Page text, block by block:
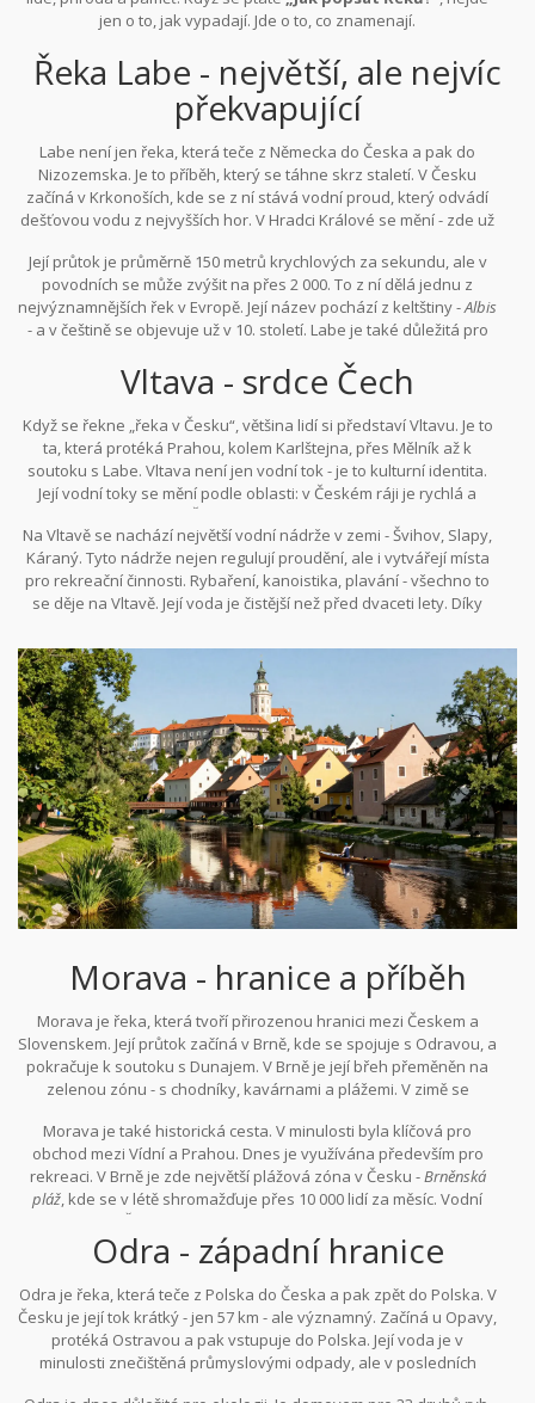
jen o to, jak vypadají. Jde o to, co znamenají.
Řeka Labe - největší, ale nejvíc
překvapující
Labe není jen řeka, která teče z Německa do Česka a pak do
Nizozemska. Je to příběh, který se táhne skrz staletí. V Česku
začíná v Krkonoších, kde se z ní stává vodní proud, který odvádí
dešťovou vodu z nejvyšších hor. V Hradci Králové se mění - zde už
kde se na břehu svačí rodiny v neděli. V Praze se Labe stává
symbolem. Přes mosty, které stály už za Karla IV., teče přes
historická jádra města. Její vodní hladina se mění podle ročních
období: v zimě klidná a ledová, v jarních povodních divoká a
koupající se, rybařící, jen sedící a dívející se na vodu.
Její průtok je průměrně 150 metrů krychlových za sekundu, ale v
povodních se může zvýšit na přes 2 000. To z ní dělá jednu z
nejvýznamnějších řek v Evropě. Její název pochází z keltštiny -Albis
- a v češtině se objevuje už v 10. století. Labe je také důležitá pro
a kovem. Dnes je využívána pro vodní turistiku a energetiku -
vodní elektrárny v Ústí nad Labem a Litoměřicích dodávají energii
tisícům domácností.
Vltava - srdce Čech
Když se řekne „řeka v Česku“, většina lidí si představí Vltavu. Je to
ta, která protéká Prahou, kolem Karlštejna, přes Mělník až k
soutoku s Labe. Vltava není jen vodní tok - je to kulturní identita.
Její vodní toky se mění podle oblasti: v Českém ráji je rychlá a
skálovlivá, v blízkosti Českého Krumlova klidná a zrcadlová. V
Praze se stává centrem města. Na jejích břehách stojí Hradčany,
Národní divadlo, Kampa a Štvanice. Její průtok je průměrně 120
m³/s, ale v zimě se může snížit na 30, zatímco v jarních povodních
překročí 3 000.
Na Vltavě se nachází největší vodní nádrže v zemi - Švihov, Slapy,
Káraný. Tyto nádrže nejen regulují proudění, ale i vytvářejí místa
pro rekreační činnosti. Rybaření, kanoistika, plavání - všechno to
se děje na Vltavě. Její voda je čistější než před dvaceti lety. Díky
40 % od roku 2005. Vltava je také domovem pro 17 druhů ryb,
včetně pstruha, kapra a lince.
Morava - hranice a příběh
Morava je řeka, která tvoří přirozenou hranici mezi Českem a
Slovenskem. Její průtok začíná v Brně, kde se spojuje s Odravou, a
pokračuje k soutoku s Dunajem. V Brně je její břeh přeměněn na
zelenou zónu - s chodníky, kavárnami a plážemi. V zimě se
což je méně než u Labe, ale více než u mnoha jiných řek v regionu.
Morava je také historická cesta. V minulosti byla klíčová pro
obchod mezi Vídní a Prahou. Dnes je využívána především pro
rekreaci. V Brně je zde největší plážová zóna v Česku -Brněnská
pláž, kde se v létě shromažďuje přes 10 000 lidí za měsíc. Vodní
nádrže jako Štěnovická a Křešín zajišťují stabilitu průtoku i pro
zemědělství v okolí.
Odra - západní hranice
Odra je řeka, která teče z Polska do Česka a pak zpět do Polska. V
Česku je její tok krátký - jen 57 km - ale významný. Začíná u Opavy,
protéká Ostravou a pak vstupuje do Polska. Její voda je v
minulosti znečištěná průmyslovými odpady, ale v posledních